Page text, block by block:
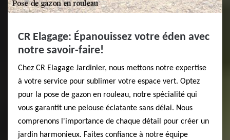
CR Elagage: Épanouissez votre éden avec
notre savoir-faire!
Chez CR Elagage Jardinier, nous mettons notre expertise
à votre service pour sublimer votre espace vert. Optez
pour la pose de gazon en rouleau, notre spécialité qui
vous garantit une pelouse éclatante sans délai. Nous
comprenons l'importance de chaque détail pour créer un
jardin harmonieux. Faites confiance à notre équipe